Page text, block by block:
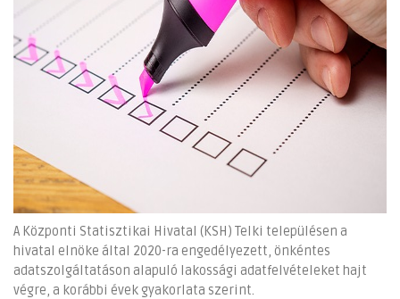
A Központi Statisztikai Hivatal (KSH) Telki településen a
hivatal elnöke által 2020-ra engedélyezett, önkéntes
adatszolgáltatáson alapuló lakossági adatfelvételeket hajt
végre, a korábbi évek gyakorlata szerint.